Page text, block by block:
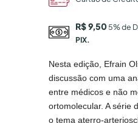
R$ 9,505% de
PIX.
Nesta edição, Efrain
discussão com uma
entre médicos e não
ortomolecular. A série
o tema aterro-